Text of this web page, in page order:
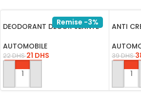
Remise -3%
DEODORANT DECOR JEANTE
AUTOMOBILE
22DHS 21 DHS
AJOUTER AU PANIER
ANTI
39DHS